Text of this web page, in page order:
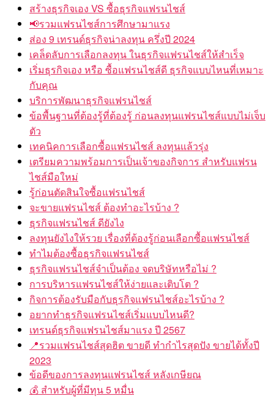
สร้างธุรกิจเอง VS ซื้อธุรกิจแฟรนไชส์
📢รวมแฟรนไชส์การศึกษามาแรง
ส่อง 9 เทรนด์ธุรกิจน่าลงทุน ครึ่งปี 2024
เคล็ดลับการเลือกลงทุน ในธุรกิจแฟรนไชส์ให้สำเร็จ
เริ่มธุรกิจเอง หรือ ซื้อแฟรนไชส์ดี ธุรกิจแบบไหนที่เหมาะ
กับคุณ
บริการพัฒนาธุรกิจแฟรนไชส์
ข้อพื้นฐานที่ต้องรู้ที่ต้องรู้ ก่อนลงทุนแฟรนไชส์แบบไม่เจ็บ
ตัว
เทคนิคการเลือกซื้อแฟรนไชส์ ลงทุนแล้วรุ่ง
เตรียมความพร้อมการเป็นเจ้าของกิจการ สำหรับแฟรน
ไชส์มือใหม่
รู้ก่อนตัดสินใจซื้อแฟรนไชส์
จะขายแฟรนไชส์ ต้องทำอะไรบ้าง ?
ธุรกิจแฟรนไชส์ ดียังไง
ลงทุนยังไงให้รวย เรื่องที่ต้องรู้ก่อนเลือกซื้อแฟรนไชส์
ทำไมต้องซื้อธุรกิจแฟรนไชส์
ธุรกิจแฟรนไชส์จำเป็นต้อง จดบริษัทหรือไม่ ?
การบริหารแฟรนไชส์ให้ง่ายและเติบโต ?
กิจการต้องรับมือกับธุรกิจแฟรนไชส์อะไรบ้าง ?
อยากทำธุรกิจแฟรนไชส์เริ่มแบบไหนดี?
เทรนด์ธุรกิจแฟรนไชส์มาแรง ปี 2567
📍รวมแฟรนไชส์สุดฮิต ขายดี ทำกำไรสุดปัง ขายได้ทั้งปี
2023
ข้อดีของการลงทุนแฟรนไชส์ หลังเกษียณ
💰 สำหรับผู้ที่มีทุน 5 หมื่น